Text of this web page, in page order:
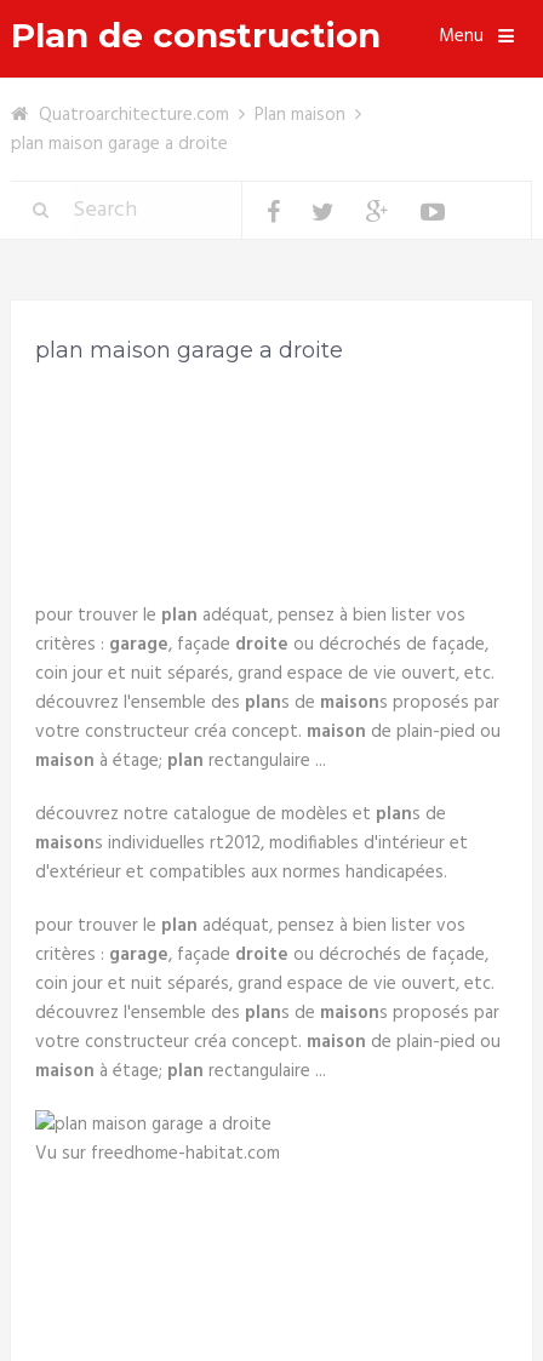
Plan de construction Menu
Quatroarchitecture.com
Plan maison
plan maison garage a droite
plan maison garage a droite
pour trouver le plan adéquat, pensez à bien lister vos
critères : garage, façade droite ou décrochés de façade,
coin jour et nuit séparés, grand espace de vie ouvert, etc.
découvrez l'ensemble des plans de maisons proposés par
votre constructeur créa concept. maison de plain-pied ou
maison à étage; plan rectangulaire ...
découvrez notre catalogue de modèles et plans de
maisons individuelles rt2012, modifiables d'intérieur et
d'extérieur et compatibles aux normes handicapées.
pour trouver le plan adéquat, pensez à bien lister vos
critères : garage, façade droite ou décrochés de façade,
coin jour et nuit séparés, grand espace de vie ouvert, etc.
découvrez l'ensemble des plans de maisons proposés par
votre constructeur créa concept. maison de plain-pied ou
maison à étage; plan rectangulaire ...
Vu sur freedhome-habitat.com